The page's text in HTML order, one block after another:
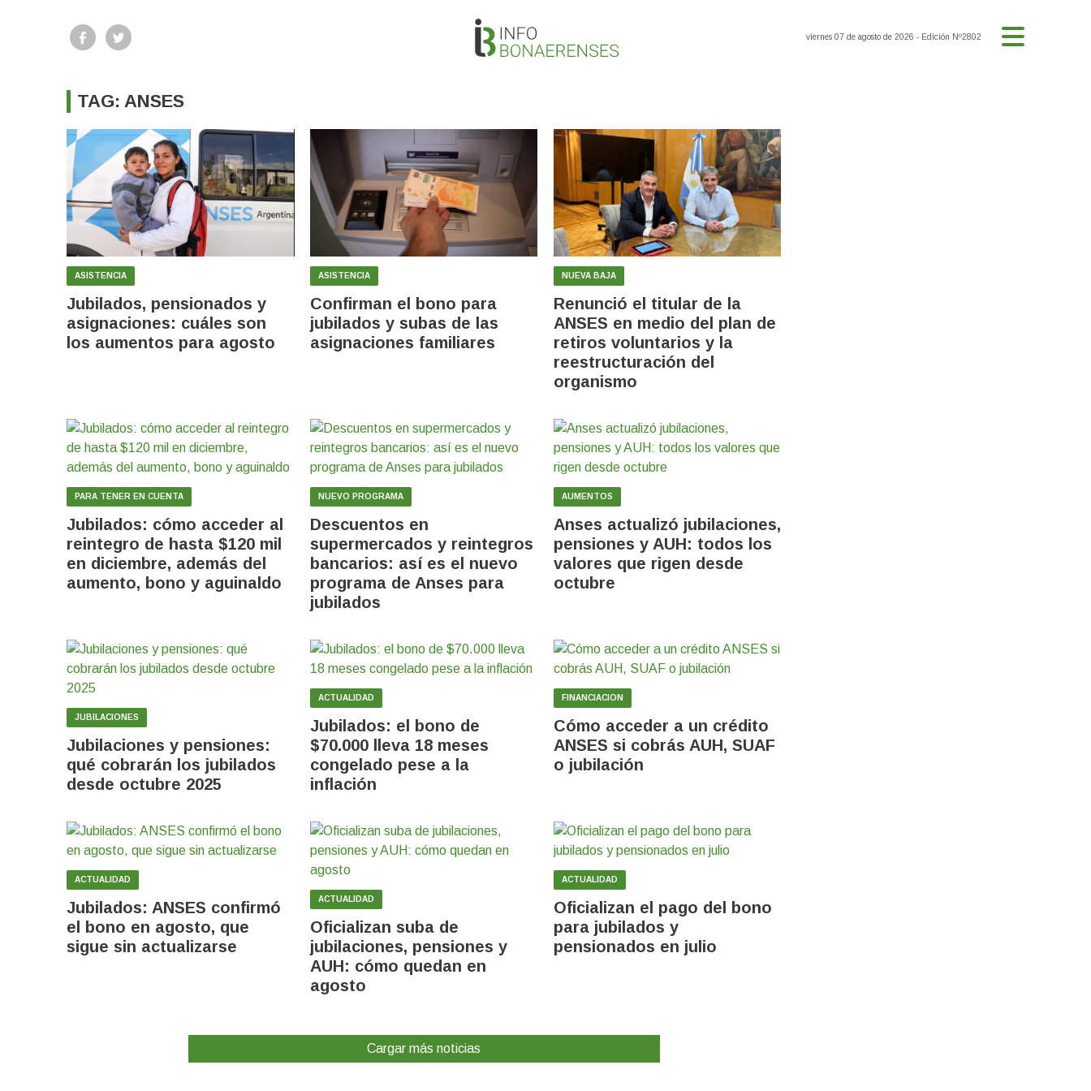
viernes 07 de agosto de 2026 - Edición Nº2802
TAG: ANSES
ASISTENCIA
Jubilados, pensionados y
asignaciones: cuáles son
los aumentos para agosto
ASISTENCIA
Confirman el bono para
jubilados y subas de las
asignaciones familiares
NUEVA BAJA
Renunció el titular de la
ANSES en medio del plan de
retiros voluntarios y la
reestructuración del
organismo
PARA TENER EN CUENTA
Jubilados: cómo acceder al
reintegro de hasta $120 mil
en diciembre, además del
aumento, bono y aguinaldo
NUEVO PROGRAMA
Descuentos en
supermercados y reintegros
bancarios: así es el nuevo
programa de Anses para
jubilados
AUMENTOS
Anses actualizó jubilaciones,
pensiones y AUH: todos los
valores que rigen desde
octubre
JUBILACIONES
Jubilaciones y pensiones:
qué cobrarán los jubilados
desde octubre 2025
ACTUALIDAD
Jubilados: el bono de
$70.000 lleva 18 meses
congelado pese a la
inflación
FINANCIACION
Cómo acceder a un crédito
ANSES si cobrás AUH, SUAF
o jubilación
ACTUALIDAD
Jubilados: ANSES confirmó
el bono en agosto, que
sigue sin actualizarse
ACTUALIDAD
Oficializan suba de
jubilaciones, pensiones y
AUH: cómo quedan en
agosto
ACTUALIDAD
Oficializan el pago del bono
para jubilados y
pensionados en julio
Cargar más noticias